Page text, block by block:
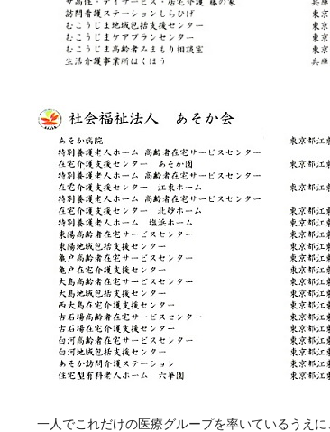
一人でこれだけの医療グループを率いているうえ